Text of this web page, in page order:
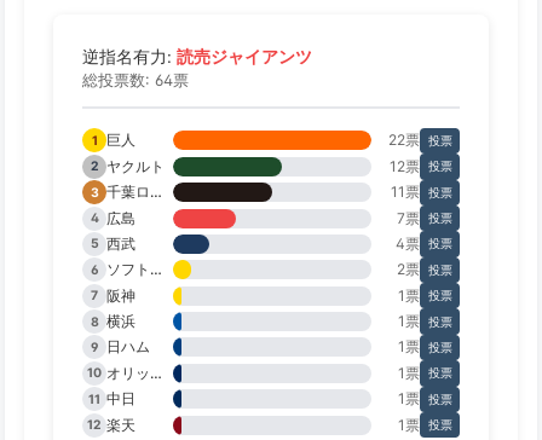
逆指名有力: 読売ジャイアンツ
総投票数: 64票
1 巨人 22票 投票
2
ヤクルト 12票 投票
3
千葉ロッテ 11票 投票
4 広島 7票 投票
5 西武 4票 投票
6
ソフトバンク 2票 投票
7 阪神 1票 投票
8 横浜 1票 投票
9
日ハム 1票 投票
10
オリックス 1票 投票
11 中日 1票 投票
12 楽天 1票 投票